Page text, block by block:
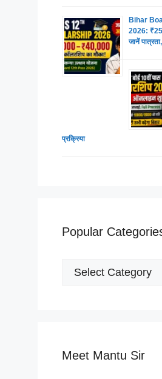
Bihar
2026:
जानें
प्रक्रिया
Popular
Popular
Meet Mantu Sir